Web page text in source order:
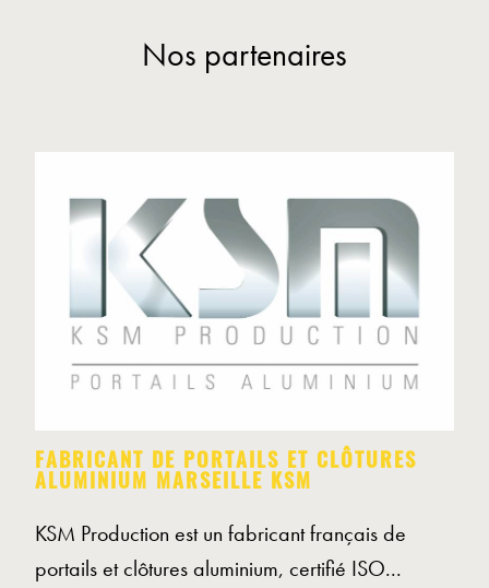
Nos partenaires
FABRICANT DE PORTAILS ET CLÔTURES
ALUMINIUM MARSEILLE KSM
KSM Production est un fabricant français de
portails et clôtures aluminium, certifié ISO...